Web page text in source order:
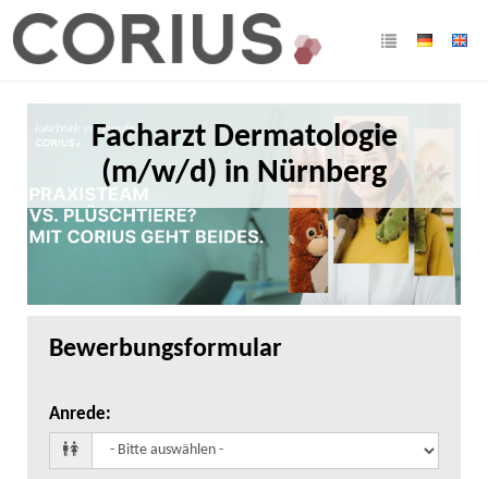
Facharzt Dermatologie
(m/w/d) in Nürnberg
Bewerbungsformular
Anrede: